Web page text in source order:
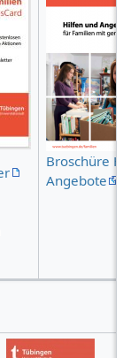
Broschüre
Angebote